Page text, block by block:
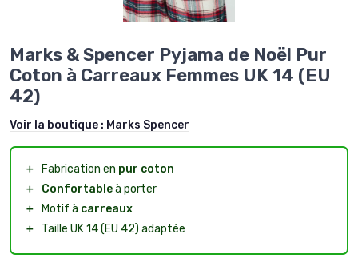
Marks & Spencer Pyjama de Noël Pur
Coton à Carreaux Femmes UK 14 (EU
42)
Voir la boutique : Marks Spencer
＋ Fabrication en pur coton
＋
Confortableà porter
＋ Motif à carreaux
＋
Taille UK 14 (EU 42) adaptée